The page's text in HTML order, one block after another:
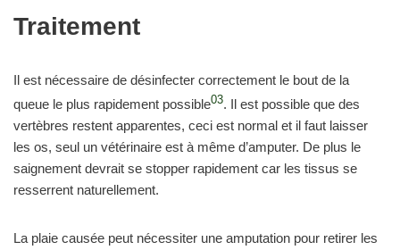
Traitement
Il est nécessaire de désinfecter correctement le bout de la
queue le plus rapidement possible03. Il est possible que des
vertèbres restent apparentes, ceci est normal et il faut laisser
les os, seul un vétérinaire est à même d’amputer. De plus le
saignement devrait se stopper rapidement car les tissus se
resserrent naturellement.
La plaie causée peut nécessiter une amputation pour retirer les